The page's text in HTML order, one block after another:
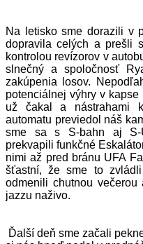
Na letisko sme dorazili v
dopravila celých a prešli
kontrolou revízorov v
slnečný a spoločnosť
zakúpenia losov.
potenciálnej výhry v
už čakal a nástrahami
automatu previedol náš
sme sa s S-bahn aj S-
prekvapili funkčné
nimi až pred bránu UFA
šťastní, že sme to
odmenili chutnou
jazzu naživo.
Ďalší deň sme začali